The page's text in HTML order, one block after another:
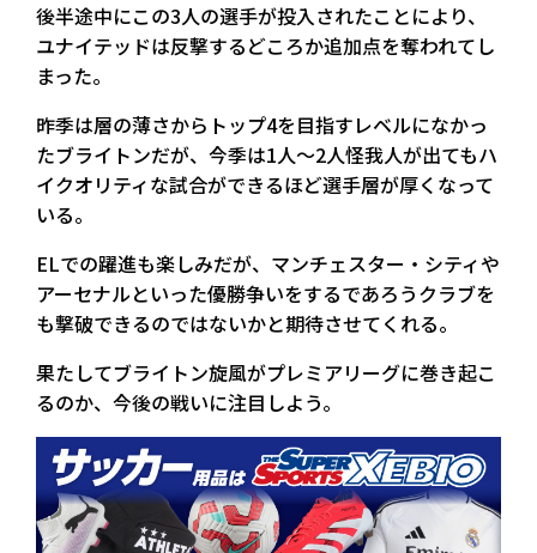
後半途中にこの3人の選手が投入されたことにより、
ユナイテッドは反撃するどころか追加点を奪われてし
まった。
昨季は層の薄さからトップ4を目指すレベルになかっ
たブライトンだが、今季は1人～2人怪我人が出てもハ
イクオリティな試合ができるほど選手層が厚くなって
いる。
ELでの躍進も楽しみだが、マンチェスター・シティや
アーセナルといった優勝争いをするであろうクラブを
も撃破できるのではないかと期待させてくれる。
果たしてブライトン旋風がプレミアリーグに巻き起こ
るのか、今後の戦いに注目しよう。